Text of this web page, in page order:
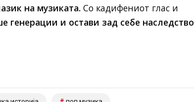
на музиката. Со кадифениот глас и
генерации и остави зад себе наследство